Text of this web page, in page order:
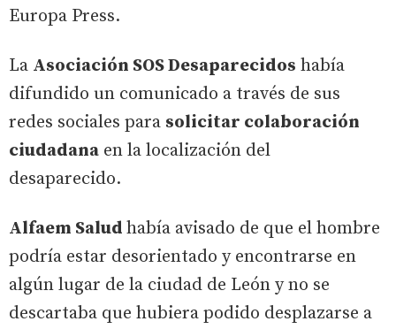
Europa Press.
La Asociación SOS Desaparecidos había
difundido un comunicado a través de sus
redes sociales para solicitar colaboración
ciudadana en la localización del
desaparecido.
Alfaem Salud había avisado de que el hombre
podría estar desorientado y encontrarse en
algún lugar de la ciudad de León y no se
descartaba que hubiera podido desplazarse a